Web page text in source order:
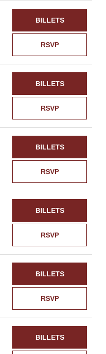
RSVP
BILLETS
RSVP
BILLETS
RSVP
BILLETS
RSVP
BILLETS
RSVP
BILLETS
BILLETS